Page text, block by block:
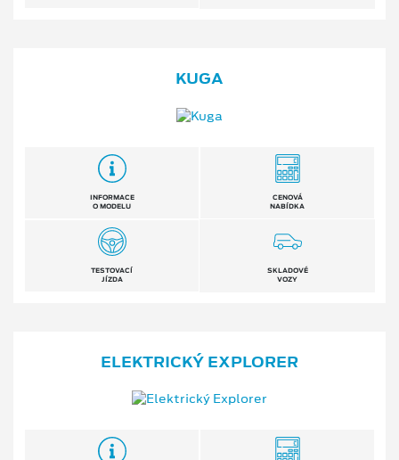
KUGA
INFORMACE
O MODELU
CENOVÁ
NABÍDKA
TESTOVACÍ
JÍZDA
SKLADOVÉ
VOZY
ELEKTRICKÝ EXPLORER